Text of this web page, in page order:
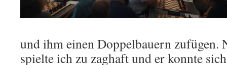
und ihm einen Doppelbauern zufügen.
spielte ich zu zaghaft und er konnte